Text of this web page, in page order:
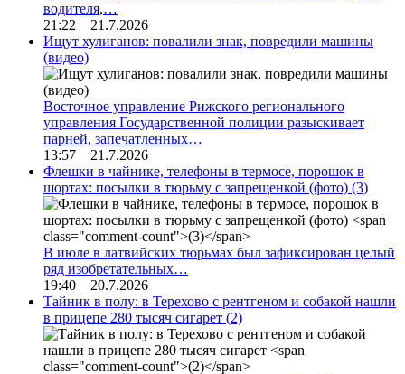
водителя,…
21:22 21.7.2026
Ищут хулиганов: повалили знак, повредили машины
(видео)
Восточное управление Рижского регионального
управления Государственной полиции разыскивает
парней, запечатленных…
13:57 21.7.2026
Флешки в чайнике, телефоны в термосе, порошок в
шортах: посылки в тюрьму с запрещенкой (фото) (3)
В июле в латвийских тюрьмах был зафиксирован целый
ряд изобретательных…
19:40 20.7.2026
Тайник в полу: в Терехово с рентгеном и собакой нашли
в прицепе 280 тысяч сигарет (2)